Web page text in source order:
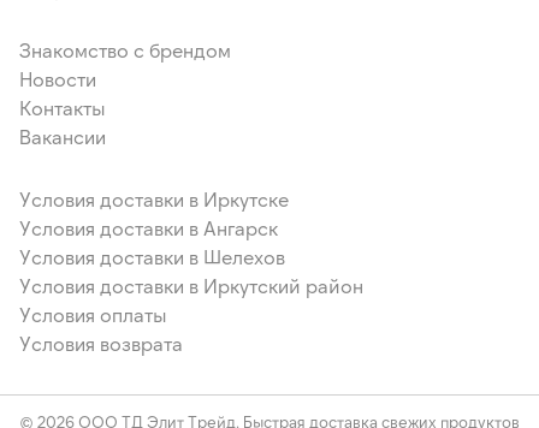
Знакомство с брендом
Новости
Контакты
Вакансии
Условия доставки в Иркутске
Условия доставки в Ангарск
Условия доставки в Шелехов
Условия доставки в Иркутский район
Условия оплаты
Условия возврата
© 2026 ООО ТД Элит Трейд. Быстрая доставка свежих продуктов